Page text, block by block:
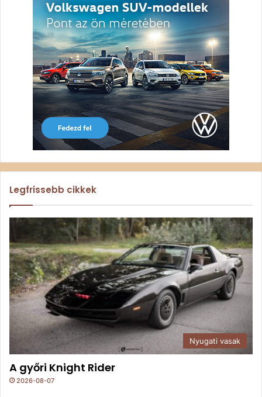
Legfrissebb cikkek
Nyugati vasak
A győri Knight Rider
2026-08-07